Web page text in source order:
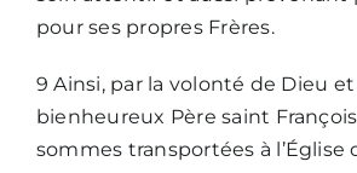
pour ses propres Frères.
9 Ainsi, par la volonté de Dieu
bienheureux Père saint
sommes transportées à l’Église